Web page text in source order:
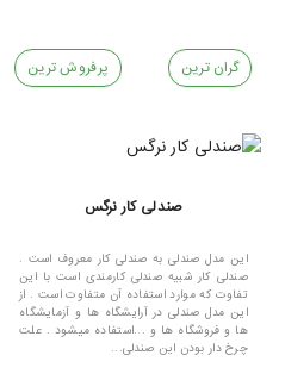
گران ترین پرفروش ترین
صندلی کار نرگس
این مدل صندلی به صندلی کار معروف است .
صندلی کار شبیه صندلی کارمندی است با این
تفاوت که موارد استفاده آن متفاوت است . از
این مدل صندلی در آرایشگاه ها و آزمایشگاه
ها و فروشگاه ها و ...استفاده میشود . علت
چرخ دار بودن این صندلی...